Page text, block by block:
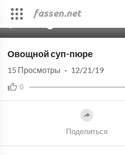
Овощной суп-пюре
0
15 Просмотры · 12/21/19
Поделиться